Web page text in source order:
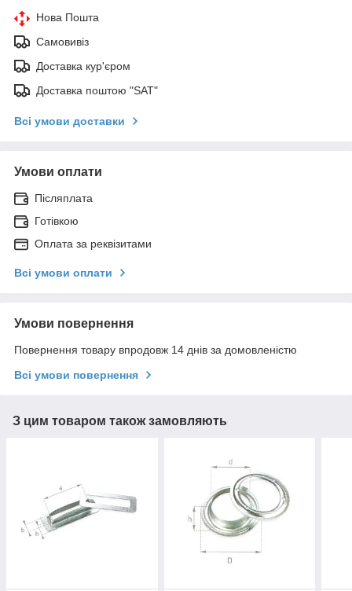
Нова Пошта
Самовивіз
Доставка кур'єром
Доставка поштою "SAT"
Всі умови доставки
Умови оплати
Післяплата
Готівкою
Оплата за реквізитами
Всі умови оплати
Умови повернення
Повернення товару впродовж 14 днів за домовленістю
Всі умови повернення
З цим товаром також замовляють